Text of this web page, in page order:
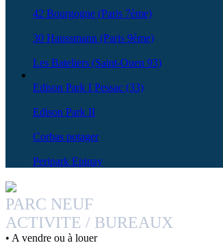
42 Bourgogne (Paris 7ème)
30 Haussmann (Paris 9ème)
Les Bateliers (Saint-Ouen 93)
Edison Park I Pessac (33)
Edison Park II
Corbas potager
Peripark Epinay
PARC NEUF
ACTIVITE / BUREAUX
• A vendre ou à louer